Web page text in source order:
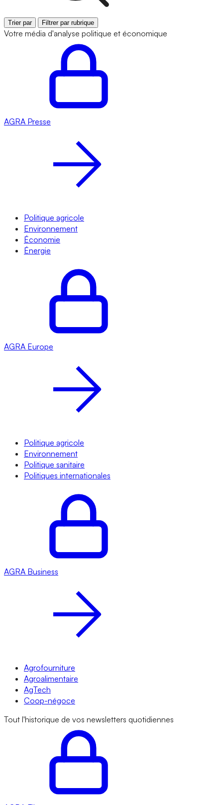
Trier par Filtrer par rubrique
Votre média d'analyse politique et économique
AGRA Presse
Politique agricole
Environnement
Économie
Énergie
AGRA Europe
Politique agricole
Environnement
Politique sanitaire
Politiques internationales
AGRA Business
Agrofourniture
Agroalimentaire
AgTech
Coop-négoce
Tout l'historique de vos newsletters quotidiennes